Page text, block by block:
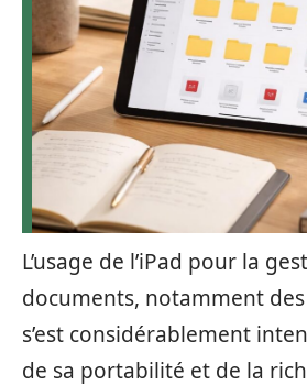
L’usage de l’iPad pour la
documents, notamment des
s’est considérablement
de sa portabilité et de la